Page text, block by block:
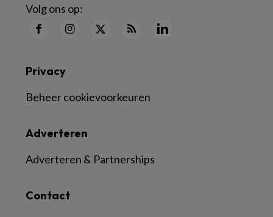
Volg ons op:
Contact
Adverteren
Adverteren & Partnerships
Privacy
Beheer cookievoorkeuren